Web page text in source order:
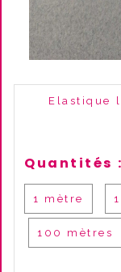
Elastique
Quantités :
1 mètre
100 mètres